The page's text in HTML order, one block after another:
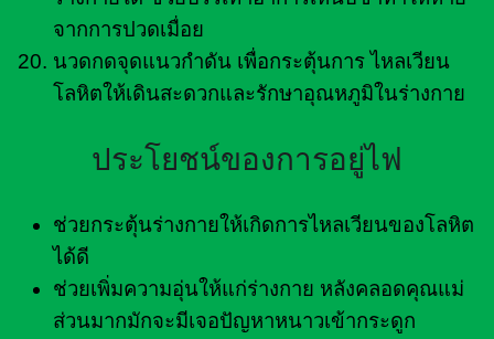
จากการปวดเมื่อย
นวดกดจุดแนวกำดัน เพื่อกระตุ้นการ ไหลเวียน
โลหิตให้เดินสะดวกและรักษาอุณหภูมิในร่างกาย
ประโยชน์ของการอยู่ไฟ
ช่วยกระตุ้นร่างกายให้เกิดการไหลเวียนของโลหิต
ได้ดี
ช่วยเพิ่มความอุ่นให้แก่ร่างกาย หลังคลอดคุณแม่
ส่วนมากมักจะมีเจอปัญหาหนาวเข้ากระดูก